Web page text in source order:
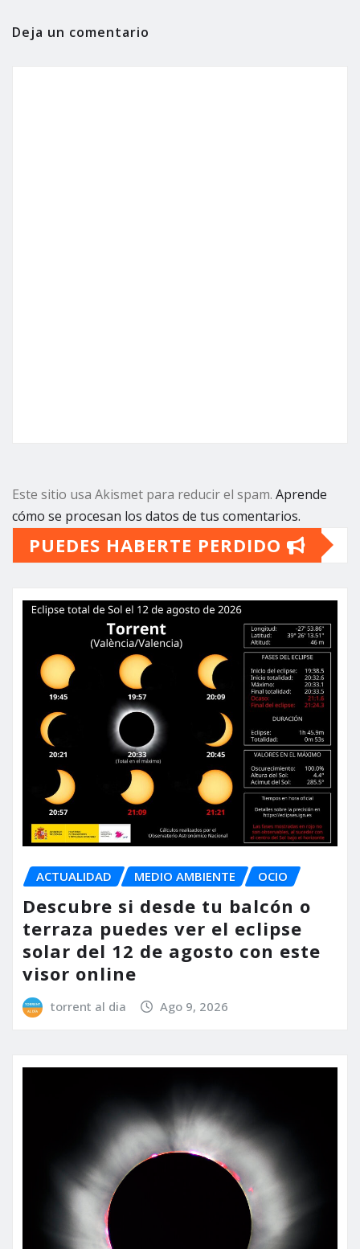
Deja un comentario
Este sitio usa Akismet para reducir el spam. Aprende
cómo se procesan los datos de tus comentarios.
PUEDES HABERTE PERDIDO
ACTUALIDAD MEDIO AMBIENTE OCIO
Descubre si desde tu balcón o
terraza puedes ver el eclipse
solar del 12 de agosto con este
visor online
torrent al dia Ago 9, 2026